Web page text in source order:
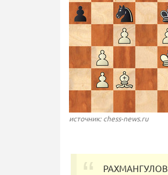
источник: chess-news.ru